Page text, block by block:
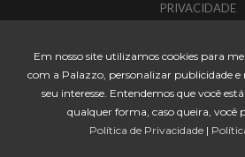
PRIVACIDADE
PALAZZO
CORUPÁ - SANTA
Em nosso site utilizamos cookies para
com a Palazzo, personalizar publicidade e
seu interesse. Entendemos que você
qualquer forma, caso queira, você
Política de Privacidade|